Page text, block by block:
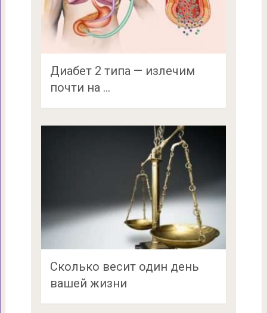
Диабет 2 типа — излечим
почти на …
Сколько весит один день
вашей жизни